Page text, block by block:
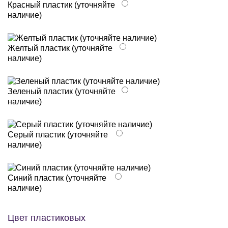
Красный пластик (уточняйте
наличие)
Желтый пластик (уточняйте
наличие)
Зеленый пластик (уточняйте
наличие)
Серый пластик (уточняйте
наличие)
Синий пластик (уточняйте
наличие)
Цвет пластиковых